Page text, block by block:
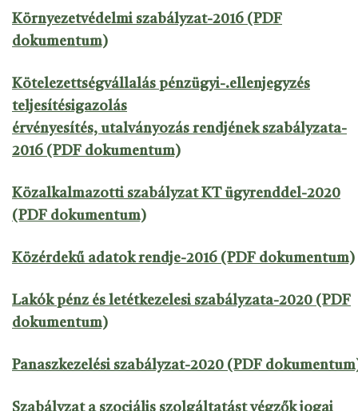
Környezetvédelmi szabályzat-2016 (PDF
dokumentum)
Kötelezettségvállalás pénzügyi-.ellenjegyzés
teljesítésigazolás
érvényesítés, utalványozás rendjének szabályzata-
2016 (PDF dokumentum)
Közalkalmazotti szabályzat KT ügyrenddel-2020
(PDF dokumentum)
Közérdekű adatok rendje-2016 (PDF dokumentum)
Lakók pénz és letétkezelesi szabályzata-2020 (PDF
dokumentum)
Panaszkezelési szabályzat-2020 (PDF
Szabályzat a szociális szolgáltatást végzők jogai